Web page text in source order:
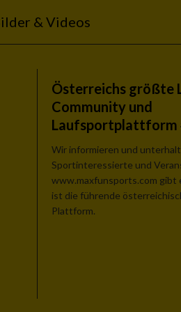
& Videos
Österreichs größte
Community und
Laufsportplattform
Wir informieren und
Sportinteressierte und
www.maxfunsports.com gibt
ist die führende
Plattform.